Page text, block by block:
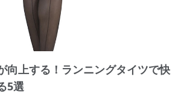
向上する！ランニングタイツで快
5選